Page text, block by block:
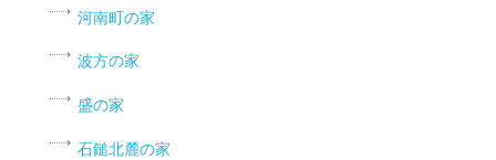
河南町の家
波方の家
盛の家
石鎚北麓の家